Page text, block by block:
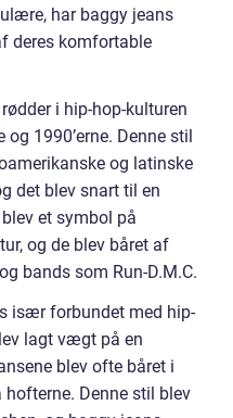
har baggy jeans
deres komfortable
i hip-hop-kulturen
1990’erne. Denne stil
og latinske
det blev snart til en
et symbol på
og de blev båret af
bands som Run-D.M.C.
især forbundet med hip-
lagt vægt på en
blev ofte båret i
Denne stil blev